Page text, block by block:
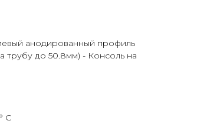
анодированный профиль
трубу до 50.8мм) - Консоль на
С